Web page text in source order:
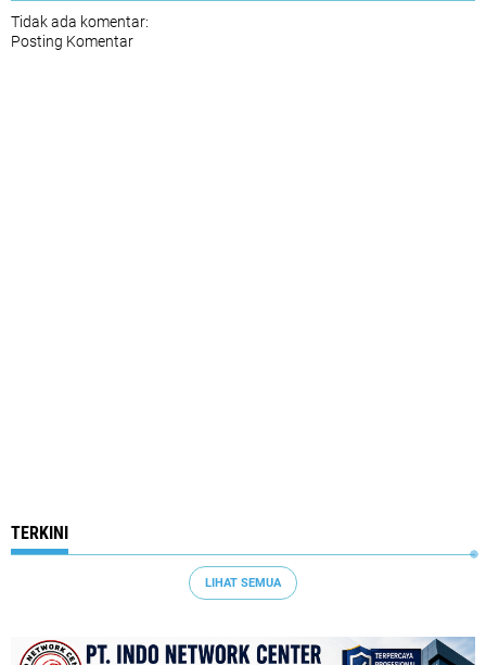
Tidak ada komentar:
Posting Komentar
TERKINI
LIHAT SEMUA